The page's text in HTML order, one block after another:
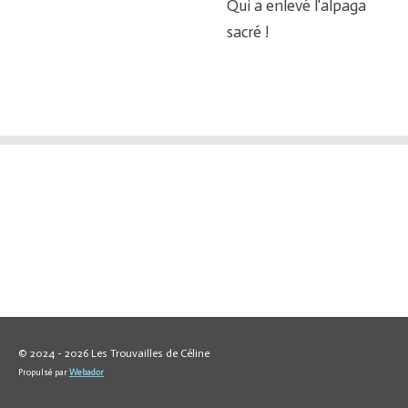
Qui a enlevé l'alpaga
sacré !
© 2024 - 2026 Les Trouvailles de Céline
Propulsé parWebador